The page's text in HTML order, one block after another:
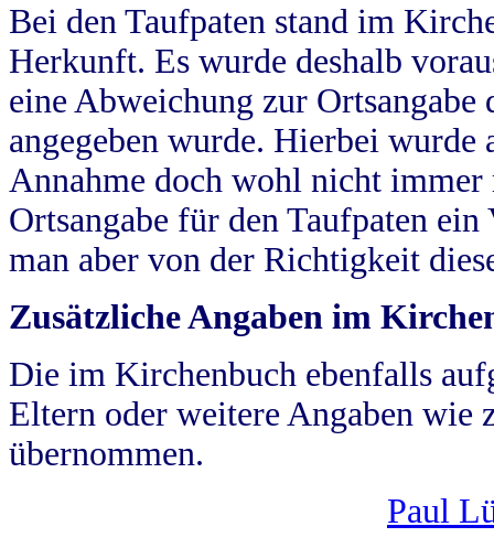
Bei den Taufpaten stand im
Herkunft. Es wurde deshalb
eine Abweichung zur
angegeben wurde. Hierbei wurde
Annahme doch wohl nicht
Ortsangabe für den Taufpaten
man aber von der Richtigkeit
Zusätzliche Angaben im
Die im Kirchenbuch ebenfalls
Eltern oder weitere Angaben wie
übernommen.
Paul